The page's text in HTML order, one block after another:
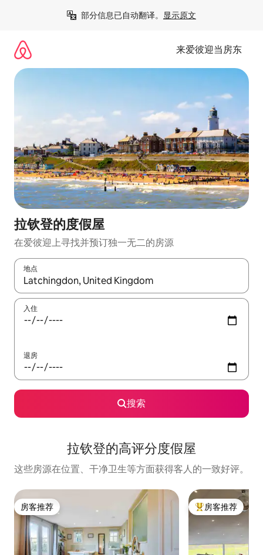
部分信息已自动翻译。 显示原文
来爱彼迎当房东
拉钦登的度假屋
在爱彼迎上寻找并预订独一无二的房源
地点
如有搜索结果，请使用上下方向键查看，或通过点击或滑动手势
入住
退房
搜索
拉钦登的高评分度假屋
这些房源在位置、干净卫生等方面获得客人的一致好评。
房客推荐
房客推荐 热门「房客推荐」
房客推荐